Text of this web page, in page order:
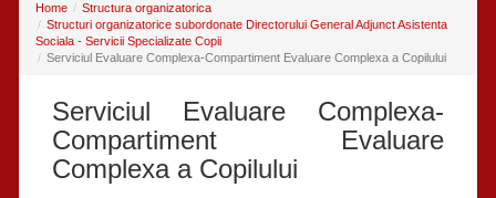
Home
Structura organizatorica
Structuri organizatorice subordonate Directorului General Adjunct Asistenta
Sociala - Servicii Specializate Copii
Serviciul Evaluare Complexa-Compartiment Evaluare Complexa a Copilului
Serviciul Evaluare Complexa-
Compartiment Evaluare
Complexa a Copilului